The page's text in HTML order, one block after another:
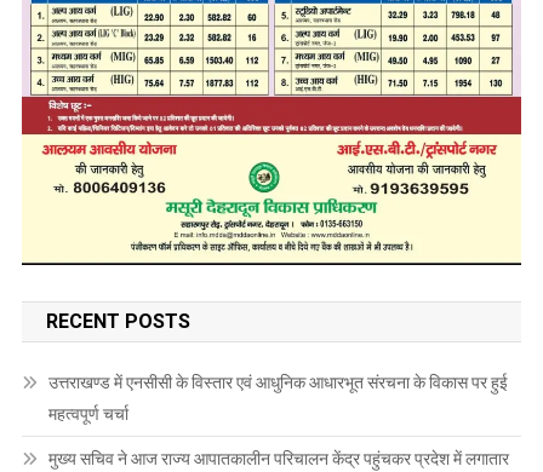
RECENT POSTS
उत्तराखण्ड में एनसीसी के विस्तार एवं आधुनिक आधारभूत संरचना के विकास पर हुई
महत्वपूर्ण चर्चा
मुख्य सचिव ने आज राज्य आपातकालीन परिचालन केंद्र पहुंचकर प्रदेश में लगातार